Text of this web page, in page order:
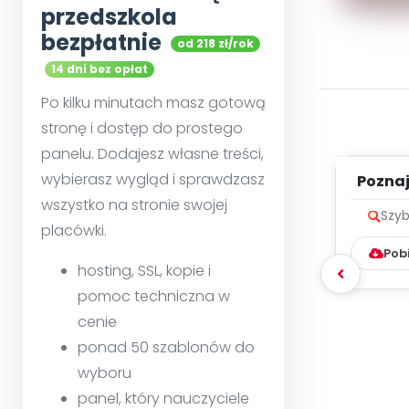
przedszkola
bezpłatnie
od 218 zł/rok
14 dni bez opłat
Po kilku minutach masz gotową
stronę i dostęp do prostego
panelu. Dodajesz własne treści,
wybierasz wygląd i sprawdzasz
wszystko na stronie swojej
placówki.
hosting, SSL, kopie i
pomoc techniczna w
cenie
ponad 50 szablonów do
wyboru
panel, który nauczyciele